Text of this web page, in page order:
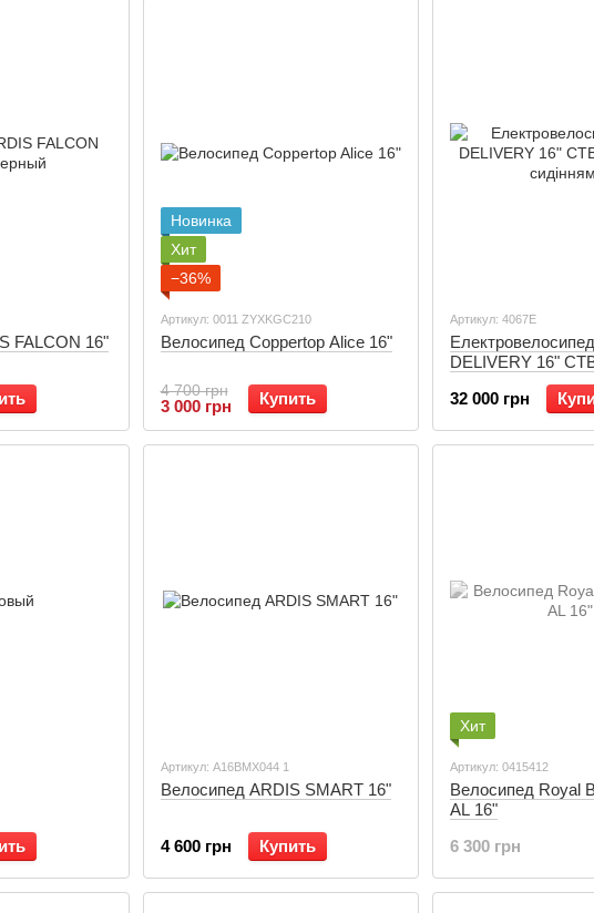
FALCON 16"
Новинка
Хит
−36%
Артикул: 0011 ZYXKGC210
Велосипед Coppertop Alice 16"
4 700 грн
3 000 грн Купить
Артикул: 4067Е
DELIVERY 16"
32 000 грн
Артикул: A16BMX044 1
Велосипед ARDIS SMART 16"
4 600 грн Купить
Хит
Артикул: 0415412
Велосипед Royal
AL 16"
6 300 грн